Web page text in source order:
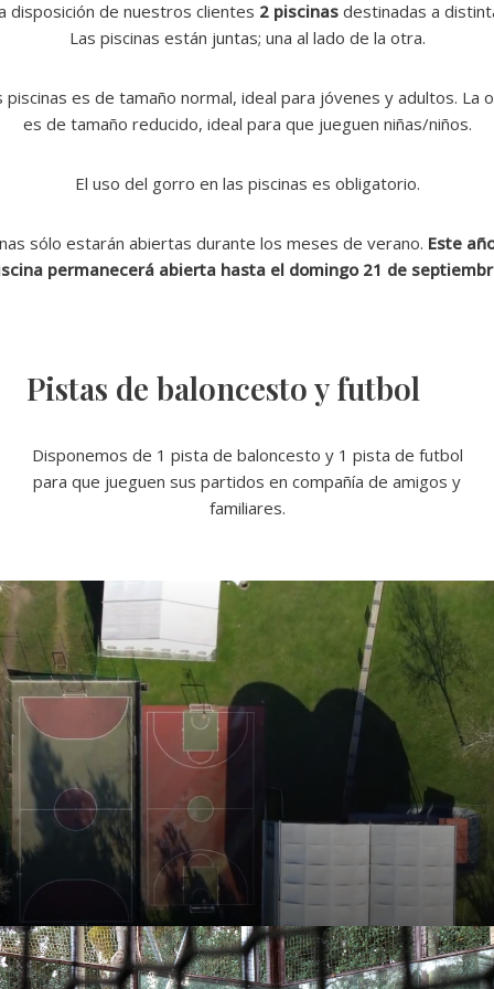
disposición de nuestros clientes 2 piscinasdestinadas a
Las piscinas están juntas; una al lado de la otra.
piscinas es de tamaño normal, ideal para jóvenes y adultos. La
es de tamaño reducido, ideal para que jueguen niñas/niños.
El uso del gorro en las piscinas es obligatorio.
sólo estarán abiertas durante los meses de verano. Este
permanecerá abierta hasta el domingo 21 de
Pistas de baloncesto y futbol
Disponemos de 1 pista de baloncesto y 1 pista de futbol
para que jueguen sus partidos en compañía de amigos y
familiares.